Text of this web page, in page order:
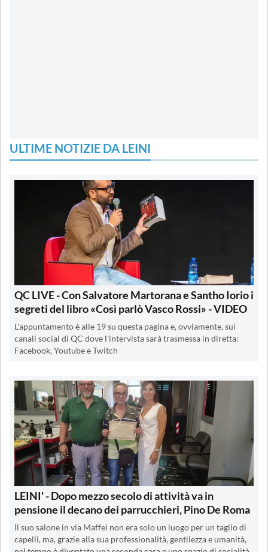
ULTIME NOTIZIE DA LEINI
QC LIVE - Con Salvatore Martorana e Santho Iorio i
segreti del libro «Così parlò Vasco Rossi» - VIDEO
L'appuntamento è alle 19 su questa pagina e, ovviamente, sui
canali social di QC dove l'intervista sarà trasmessa in diretta:
Facebook, Youtube e Twitch
LEINI' - Dopo mezzo secolo di attività va in
pensione il decano dei parrucchieri, Pino De Roma
Il suo salone in via Maffei non era solo un luogo per un taglio di
capelli, ma, grazie alla sua professionalità, gentilezza e umanità,